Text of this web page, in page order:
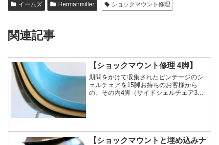
イームズ Hermanmiller ショックマウント修理
関連記事
【ショックマウント修理 4脚】
期間をかけて収集されたビンテージのシ
ェルチェアを15脚お持ちのお客様から
の、その内4脚（サイドシェルチェア3
【ショックマウントと埋め込みナ